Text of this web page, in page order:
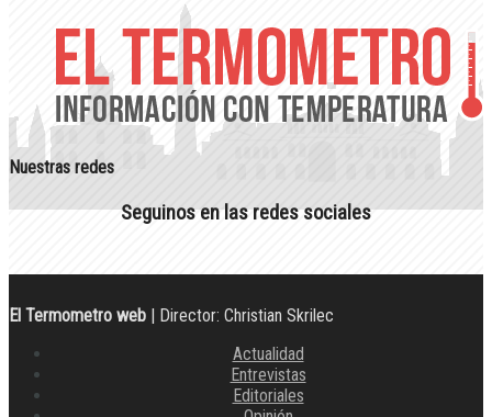
Nuestras redes
Seguinos en las redes sociales
El Termometro web | Director: Christian Skrilec
Actualidad
Entrevistas
Editoriales